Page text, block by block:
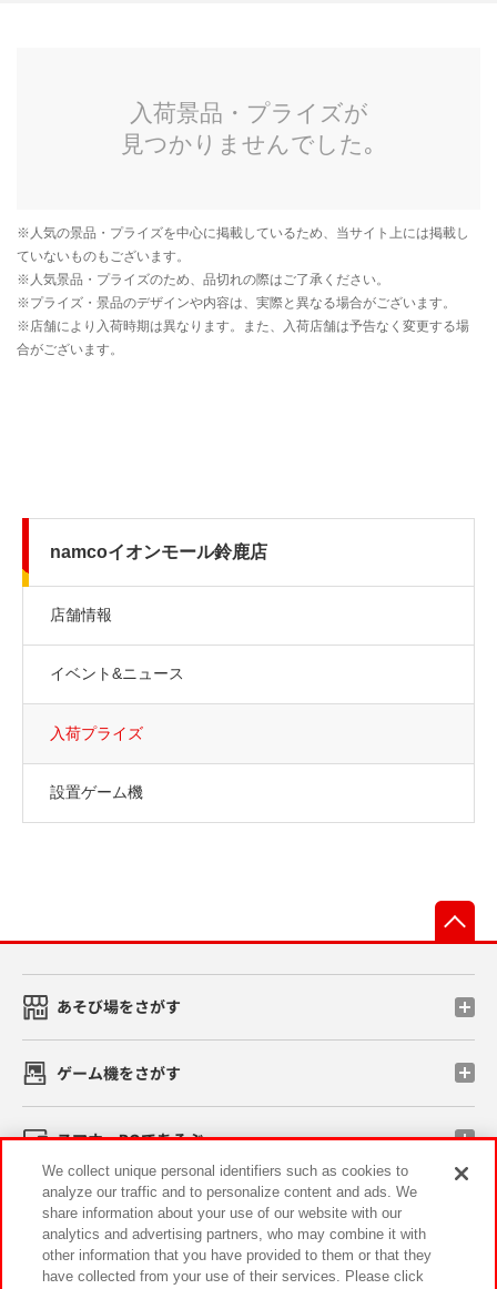
namcoイオンモール鈴鹿店
店舗情報
イベント&ニュース
入荷プライズ
設置ゲーム機
あそび場をさがす
ゲーム機をさがす
スマホ・PCであそぶ
イベント・キャンペーン
We collect unique personal identifiers such as cookies to
analyze our traffic and to personalize content and ads. We
share information about your use of our website with our
analytics and advertising partners, who may combine it with
other information that you have provided to them or that they
have collected from your use of their services. Please click